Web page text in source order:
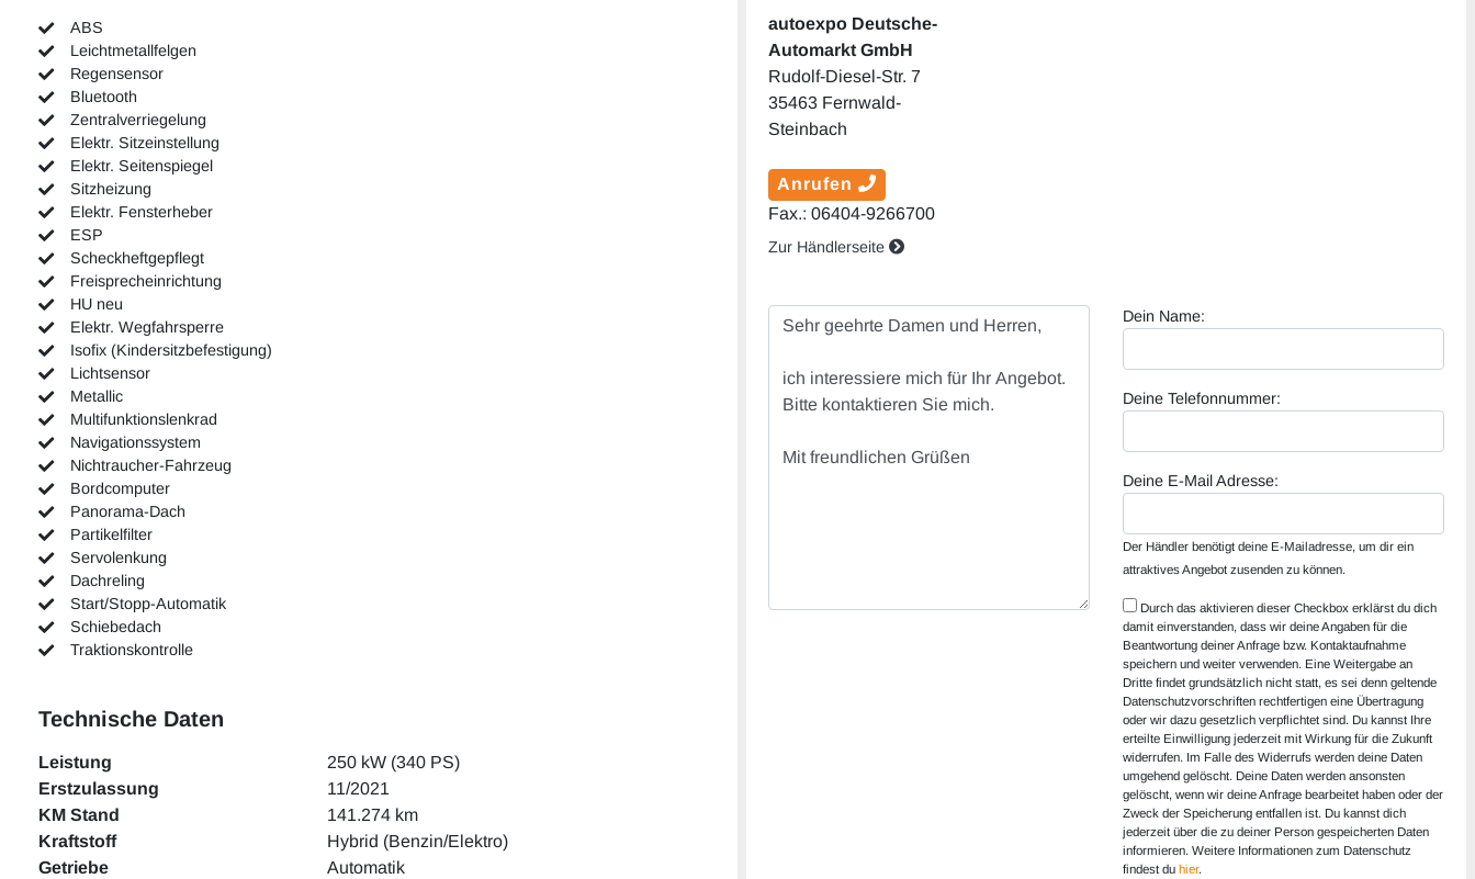
ABS
Leichtmetallfelgen
Regensensor
Bluetooth
Zentralverriegelung
Elektr. Sitzeinstellung
Elektr. Seitenspiegel
Sitzheizung
Elektr. Fensterheber
ESP
Scheckheftgepflegt
Freisprecheinrichtung
HU neu
Elektr. Wegfahrsperre
Isofix (Kindersitzbefestigung)
Lichtsensor
Metallic
Multifunktionslenkrad
Navigationssystem
Nichtraucher-Fahrzeug
Bordcomputer
Panorama-Dach
Partikelfilter
Servolenkung
Dachreling
Start/Stopp-Automatik
Schiebedach
Traktionskontrolle
Technische Daten
Leistung
250 kW (340 PS)
Erstzulassung
11/2021
KM Stand
141.274 km
Kraftstoff
Hybrid (Benzin/Elektro)
Getriebe
Automatik
autoexpo Deutsche-
Automarkt GmbH
Rudolf-Diesel-Str. 7
35463 Fernwald-
Steinbach
Anrufen
Fax.: 06404-9266700
Zur Händlerseite
Dein Name:
Deine Telefonnummer:
Deine E-Mail Adresse:
Der Händler benötigt deine E-Mailadresse, um dir ein
attraktives Angebot zusenden zu können.
Durch das aktivieren dieser Checkbox erklärst du dich
damit einverstanden, dass wir deine Angaben für die
Beantwortung deiner Anfrage bzw. Kontaktaufnahme
speichern und weiter verwenden. Eine Weitergabe an
Dritte findet grundsätzlich nicht statt, es sei denn geltende
Datenschutzvorschriften rechtfertigen eine Übertragung
oder wir dazu gesetzlich verpflichtet sind. Du kannst Ihre
erteilte Einwilligung jederzeit mit Wirkung für die Zukunft
widerrufen. Im Falle des Widerrufs werden deine Daten
umgehend gelöscht. Deine Daten werden ansonsten
gelöscht, wenn wir deine Anfrage bearbeitet haben oder der
Zweck der Speicherung entfallen ist. Du kannst dich
jederzeit über die zu deiner Person gespeicherten Daten
informieren. Weitere Informationen zum Datenschutz
findest du hier.